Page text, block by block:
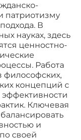
патриотизму
В
науках, здесь
ценностно-
Работа
философских,
концепций с
Ключевая
и
своей